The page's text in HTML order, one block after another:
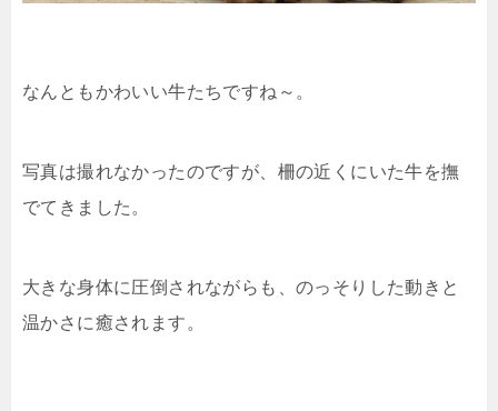
なんともかわいい牛たちですね～。
写真は撮れなかったのですが、柵の近くにいた牛を撫
でてきました。
大きな身体に圧倒されながらも、のっそりした動きと
温かさに癒されます。